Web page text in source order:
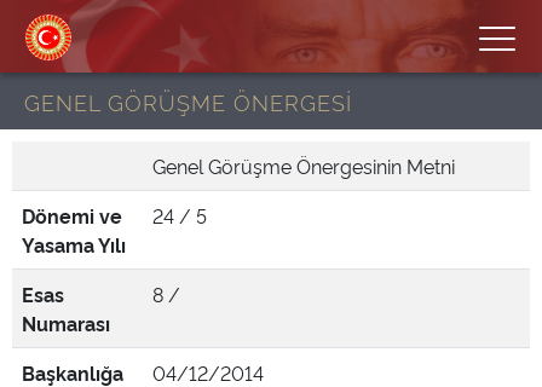
GENEL GÖRÜŞME ÖNERGESİ
Genel Görüşme Önergesinin Metni
Dönemi ve
Yasama Yılı
24 / 5
Esas
Numarası
8 /
Başkanlığa
04/12/2014